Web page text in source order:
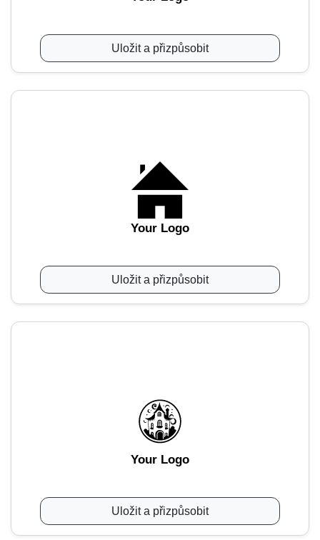
Uložit a přizpůsobit
Your Logo
Uložit a přizpůsobit
Your Logo
Uložit a přizpůsobit